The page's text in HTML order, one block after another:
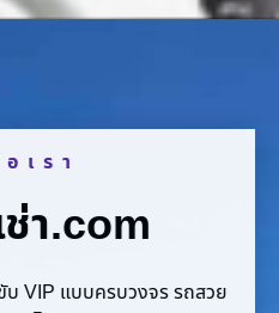
า.com
บ VIP แบบครบวงจร รถสวย